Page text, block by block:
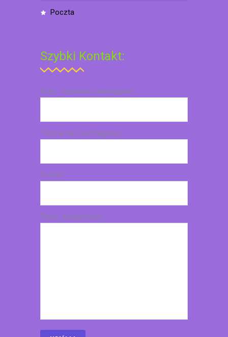
poczta
Szybki Kontakt:
Imię i nazwisko (wymagane)
Twój email (wymagane)
Temat
Treść wiadomości